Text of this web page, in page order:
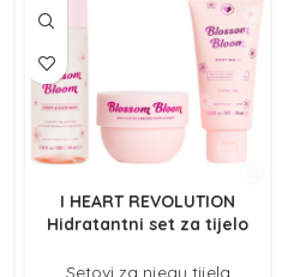
I HEART REVOLUTION
Hidratantni set za tijelo
Setovi za njegu tijela